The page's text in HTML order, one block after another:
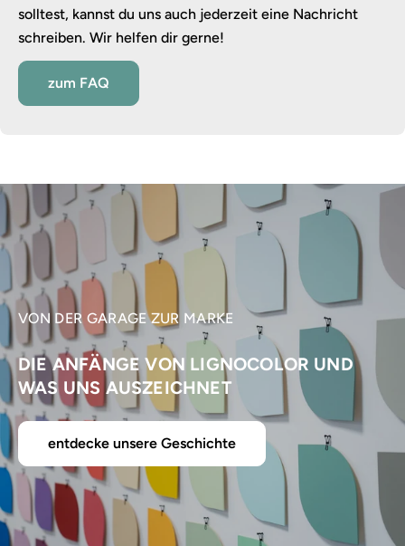
solltest, kannst du uns auch jederzeit eine Nachricht
schreiben. Wir helfen dir gerne!
zum FAQ
VON DER GARAGE ZUR MARKE
DIE ANFÄNGE VON LIGNOCOLOR UND
WAS UNS AUSZEICHNET
entdecke unsere Geschichte